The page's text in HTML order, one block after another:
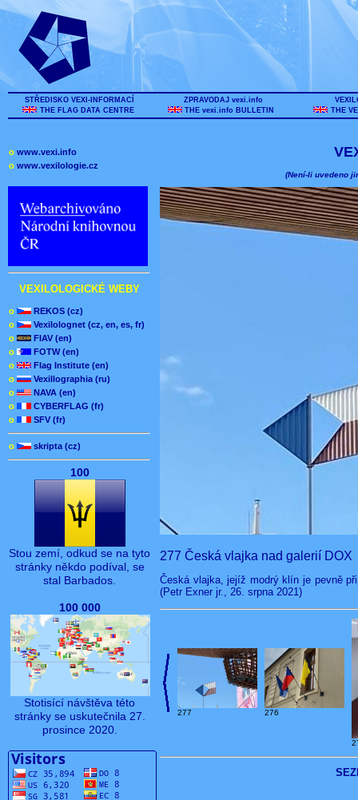
STŘEDISKO VEXI-INFORMACÍ
THE FLAG DATA CENTRE
ZPRAVODAJ vexi.info
THE vexi.info BULLETIN
THE
o www.vexi.info
o www.vexilologie.cz
VEXILOLOGICKÉ WEBY
o
REKOS (cz)
o
Vexilolognet (cz, en, es, fr)
o
FIAV (en)
o
FOTW (en)
o
Flag Institute (en)
o
Vexillographia (ru)
o
NAVA (en)
o
CYBERFLAG (fr)
o
SFV (fr)
o skripta (cz)
100
Stou zemí, odkud se na tyto
stránky někdo podíval, se
stal Barbados.
100 000
Stotisící návštěva této
stránky se uskutečnila 27.
prosince 2020.
(Není-li uvedeno
277 Česká vlajka nad galerií DOX
Česká vlajka, jejíž modrý klín je pevně
(Petr Exner jr., 26. srpna 2021)
277 276